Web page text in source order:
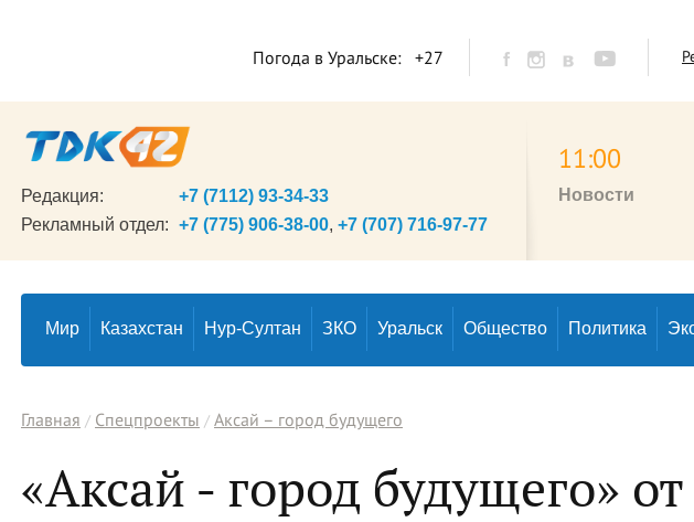
Погода в Уральске: +27
Редакция:
+7 (7112) 93-34-33
Рекламный отдел: +7 (775) 906-38-00, +7 (707) 716-97-77
11:00
Новости
Мир Казахстан Нур-Султан ЗКО Уральск Общество Политика
Главная Спецпроекты Аксай – город будущего
«Аксай - город будущего»